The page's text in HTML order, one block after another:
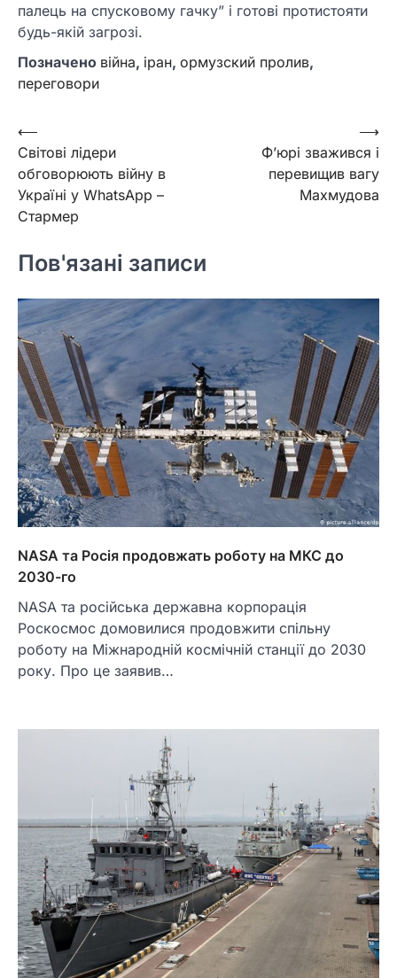
палець на спусковому гачку” і готові протистояти
будь-якій загрозі.
Позначено війна, іран, ормузский пролив,
переговори
Навігація
записів
⟵
Світові лідери
обговорюють війну в
Україні у WhatsApp –
Стармер
Ф’юрі зважився і
перевищив вагу
Махмудова
⟶
Пов'язані записи
NASA та Росія продовжать роботу на МКС до
2030-го
NASA та російська державна корпорація
Роскосмос домовилися продовжити спільну
роботу на Міжнародній космічній станції до 2030
року. Про це заявив…